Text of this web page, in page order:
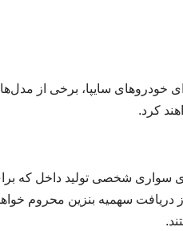
خودروهای سایپا، برخی از
کرد.
سواری شخصی تولید داخل که
دریافت سهمیه بنزین محروم